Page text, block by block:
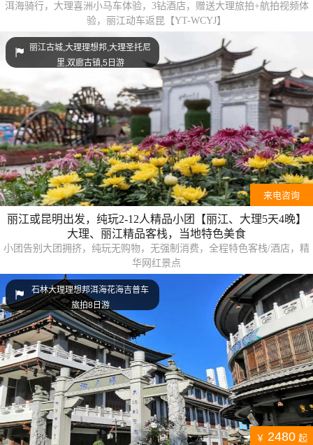
洱海骑行，大理喜洲小马车体验，3钻酒店，赠送大理旅拍+航拍视频体
验，丽江动车返昆【YT-WCYJ】
丽江古城,大理理想邦,大理圣托尼
里,双廊古镇,5日游
来电咨询
丽江或昆明出发，纯玩2-12人精品小团【丽江、大理5天4晚】
大理、丽江精品客栈，当地特色美食
小团告别大团拥挤，纯玩无购物，无强制消费，全程特色客栈/酒店，精
华网红景点
石林大理理想邦洱海花海吉普车
旅拍8日游
￥ 2480 起